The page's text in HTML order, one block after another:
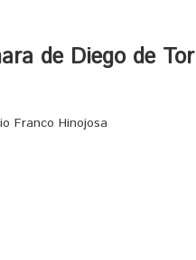
de Diego de
Franco Hinojosa